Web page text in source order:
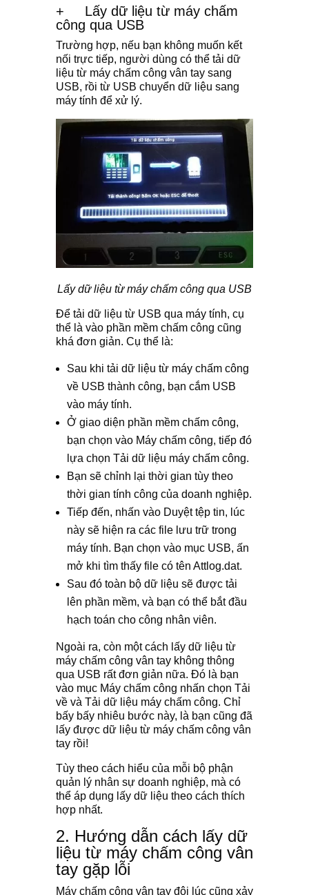
+ Lấy dữ liệu từ máy chấm
công qua USB
Trường hợp, nếu bạn không muốn kết
nối trực tiếp, người dùng có thể tải dữ
liệu từ máy chấm công vân tay sang
USB, rồi từ USB chuyển dữ liệu sang
máy tính để xử lý.
Lấy dữ liệu từ máy chấm công qua USB
Để tải dữ liệu từ USB qua máy tính, cụ
thể là vào phần mềm chấm công cũng
khá đơn giản. Cụ thể là:
Sau khi tải dữ liệu từ máy chấm công
về USB thành công, bạn cắm USB
vào máy tính.
Ở giao diện phần mềm chấm công,
bạn chọn vào Máy chấm công, tiếp đó
lựa chọn Tải dữ liệu máy chấm công.
Bạn sẽ chỉnh lại thời gian tùy theo
thời gian tính công của doanh nghiệp.
Tiếp đến, nhấn vào Duyệt tệp tin, lúc
này sẽ hiện ra các file lưu trữ trong
máy tính. Bạn chọn vào mục USB, ấn
mở khi tìm thấy file có tên Attlog.dat.
Sau đó toàn bộ dữ liệu sẽ được tải
lên phần mềm, và bạn có thể bắt đầu
hạch toán cho công nhân viên.
Ngoài ra, còn một cách lấy dữ liệu từ
máy chấm công vân tay không thông
qua USB rất đơn giản nữa. Đó là bạn
vào mục Máy chấm công nhấn chọn Tải
về và Tải dữ liệu máy chấm công. Chỉ
bấy bấy nhiêu bước này, là bạn cũng đã
lấy được dữ liệu từ máy chấm công vân
tay rồi!
Tùy theo cách hiểu của mỗi bộ phận
quản lý nhân sự doanh nghiệp, mà có
thể áp dụng lấy dữ liệu theo cách thích
hợp nhất.
2. Hướng dẫn cách lấy dữ
liệu từ máy chấm công vân
tay gặp lỗi
Máy chấm công vân tay đôi lúc cũng xảy